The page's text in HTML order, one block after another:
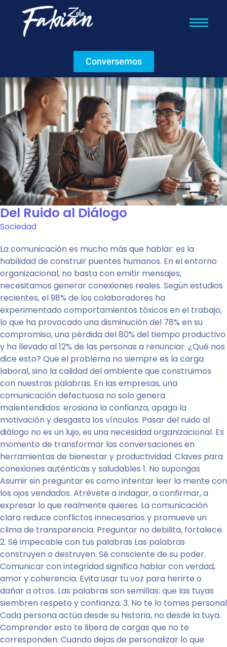
Conversemos
Del Ruido al Diálogo
Sociedad
La comunicación es mucho más que hablar: es la
habilidad de construir puentes humanos. En el entorno
organizacional, no basta con emitir mensajes,
necesitamos generar conexiones reales. Según estudios
recientes, el 98% de los colaboradores ha
experimentado comportamientos tóxicos en el trabajo,
lo que ha provocado una disminución del 78% en su
compromiso, una pérdida del 80% del tiempo productivo
y ha llevado al 12% de las personas a renunciar. ¿Qué nos
dice esto? Que el problema no siempre es la carga
laboral, sino la calidad del ambiente que construimos
con nuestras palabras. En las empresas, una
comunicación defectuosa no solo genera
malentendidos: erosiona la confianza, apaga la
motivación y desgasta los vínculos. Pasar del ruido al
diálogo no es un lujo, es una necesidad organizacional. Es
momento de transformar las conversaciones en
herramientas de bienestar y productividad. Claves para
conexiones auténticas y saludables 1. No supongas
Asumir sin preguntar es como intentar leer la mente con
los ojos vendados. Atrévete a indagar, a confirmar, a
expresar lo que realmente quieres. La comunicación
clara reduce conflictos innecesarios y promueve un
clima de transparencia. Preguntar no debilita, fortalece.
2. Sé impecable con tus palabras Las palabras
construyen o destruyen. Sé consciente de su poder.
Comunicar con integridad significa hablar con verdad,
amor y coherencia. Evita usar tu voz para herirte o
dañar a otros. Las palabras son semillas: que las tuyas
siembren respeto y confianza. 3. No te lo tomes personal
Cada persona actúa desde su historia, no desde la tuya.
Comprender esto te libera de cargas que no te
corresponden. Cuando dejas de personalizar lo que